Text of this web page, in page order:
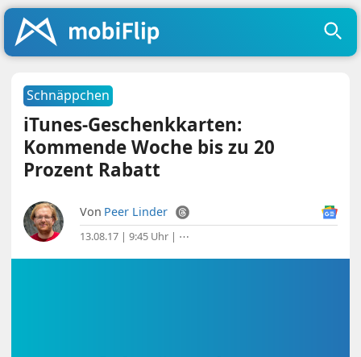
Schnäppchen
iTunes-Geschenkkarten:
Kommende Woche bis zu 20
Prozent Rabatt
Von Peer Linder
13.08.17 | 9:45 Uhr | ⋯